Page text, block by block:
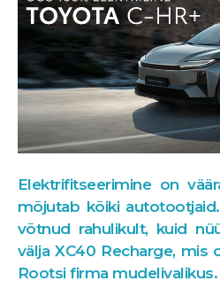
Elektrifitseerimine on
mõjutab kõiki
võtnud rahulikult, kuid
välja XC40 Recharge, mis
Rootsi firma mudelivalikus.